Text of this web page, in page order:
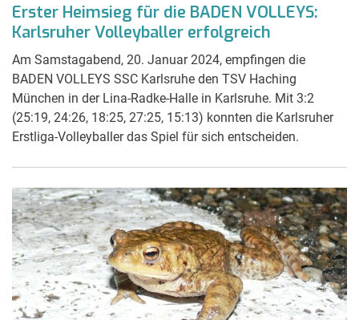
Erster Heimsieg für die BADEN VOLLEYS:
Karlsruher Volleyballer erfolgreich
Am Samstagabend, 20. Januar 2024, empfingen die
BADEN VOLLEYS SSC Karlsruhe den TSV Haching
München in der Lina-Radke-Halle in Karlsruhe. Mit 3:2
(25:19, 24:26, 18:25, 27:25, 15:13) konnten die Karlsruher
Erstliga-Volleyballer das Spiel für sich entscheiden.